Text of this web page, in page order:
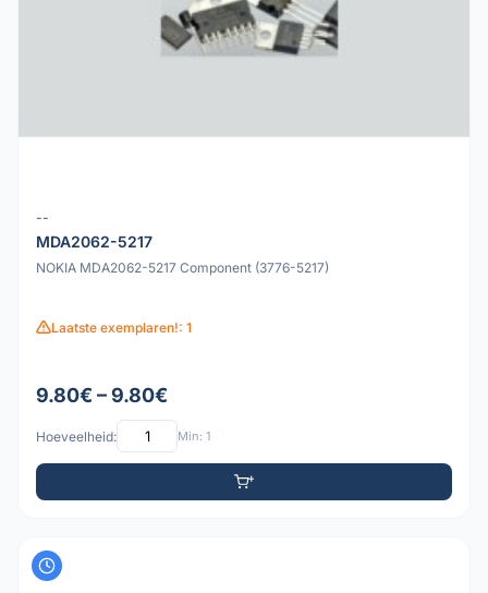
--
MDA2062-5217
NOKIA MDA2062-5217 Component (3776-5217)
Laatste exemplaren!: 1
9.80€ – 9.80€
Hoeveelheid: Min: 1